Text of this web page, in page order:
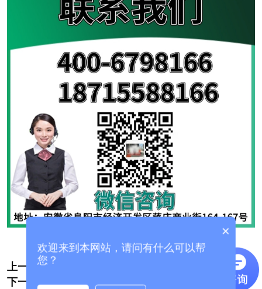
上一个:
龙门式大货车洗车机厂家哪家好[隆茂鑫晟]
下一
搅拌车自动洗车机-源头厂家免费定制[隆茂
×
欢迎来到本网站，请问有什么可以帮
您？